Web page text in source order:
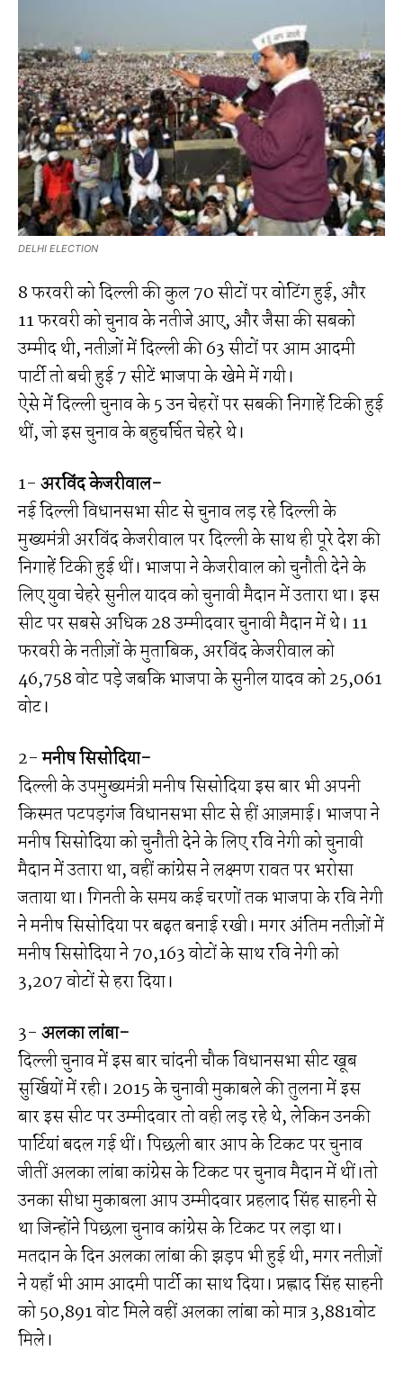
DELHI ELECTION
8 फरवरी को दिल्ली की कुल 70 सीटों पर वोटिंग हुई, और
11 फरवरी को चुनाव के नतीजे आए, और जैसा की सबको
उम्मीद थी, नतीज़ों में दिल्ली की 63 सीटों पर आम आदमी
पार्टी तो बची हुई 7 सीटें भाजपा के खेमे में गयी।
ऐसे में दिल्ली चुनाव के 5 उन चेहरों पर सबकी निगाहें टिकी हुई
थीं, जो इस चुनाव के बहुचर्चित चेहरे थे।
1- अरविंद केजरीवाल-
नई दिल्ली विधानसभा सीट से चुनाव लड़ रहे दिल्ली के
मुख्यमंत्री अरविंद केजरीवाल पर दिल्ली के साथ ही पूरे देश की
निगाहें टिकी हुई थीं। भाजपा ने केजरीवाल को चुनौती देने के
लिए युवा चेहरे सुनील यादव को चुनावी मैदान में उतारा था। इस
सीट पर सबसे अधिक 28 उम्मीदवार चुनावी मैदान में थे। 11
फरवरी के नतीज़ों के मुताबिक, अरविंद केजरीवाल को
46,758 वोट पड़े जबकि भाजपा के सुनील यादव को 25,061
वोट।
2-मनीष सिसोदिया-
दिल्ली के उपमुख्यमंत्री मनीष सिसोदिया इस बार भी अपनी
किस्मत पटपड़गंज विधानसभा सीट से हीं आज़माई। भाजपा ने
मनीष सिसोदिया को चुनौती देने के लिए रवि नेगी को चुनावी
मैदान में उतारा था, वहीं कांग्रेस ने लक्ष्मण रावत पर भरोसा
जताया था। गिनती के समय कई चरणों तक भाजपा के रवि नेगी
ने मनीष सिसोदिया पर बढ़त बनाई रखी। मगर अंतिम नतीज़ों में
मनीष सिसोदिया ने 70,163 वोटों के साथ रवि नेगी को
3,207 वोटों से हरा दिया।
3- अलका लांबा-
दिल्ली चुनाव में इस बार चांदनी चौक विधानसभा सीट खूब
सुर्खियों में रही। 2015 के चुनावी मुकाबले की तुलना में इस
बार इस सीट पर उम्मीदवार तो वही लड़ रहे थे, लेकिन उनकी
पार्टियां बदल गई थीं। पिछली बार आप के टिकट पर चुनाव
जीतीं अलका लांबा कांग्रेस के टिकट पर चुनाव मैदान में थीं।तो
उनका सीधा मुकाबला आप उम्मीदवार प्रहलाद सिंह साहनी से
था जिन्होंने पिछला चुनाव कांग्रेस के टिकट पर लड़ा था।
मतदान के दिन अलका लांबा की झड़प भी हुई थी, मगर नतीज़ों
ने यहाँ भी आम आदमी पार्टी का साथ दिया। प्रह्लाद सिंह साहनी
को 50,891 वोट मिले वहीं अलका लांबा को मात्र 3,881वोट
मिले।